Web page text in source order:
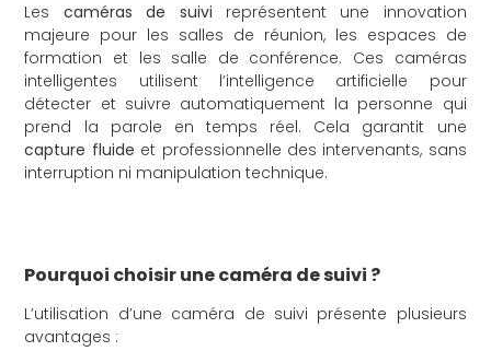
Les caméras de suivi représentent une innovation
majeure pour les salles de réunion, les espaces de
formation et les salle de conférence. Ces caméras
intelligentes utilisent l’intelligence artificielle pour
détecter et suivre automatiquement la personne qui
prend la parole en temps réel. Cela garantit une
capture fluide et professionnelle des intervenants, sans
interruption ni manipulation technique.
Pourquoi choisir une caméra de suivi ?
L’utilisation d’une caméra de suivi présente plusieurs
avantages :